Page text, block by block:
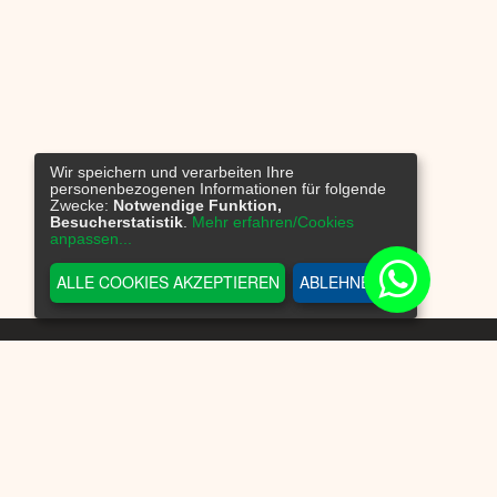
Wir speichern und verarbeiten Ihre
personenbezogenen Informationen für folgende
Zwecke: Notwendige Funktion,
Besucherstatistik Mehr erfahren/Cookies
anpassen...
ALLE COOKIES AKZEPTIEREN ABLEHNEN